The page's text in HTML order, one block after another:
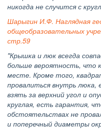
никогда не случится с
Шарыгин И.Ф. Наглядная
общеобразовательных
стр.59
"Крышка и люк всегда
больше вероятность, что
месте. Кроме того,
провалиться внутрь люка,
взять за верхний угол и
круглая, есть гарантия,
обстоятельствах не
и поперечный диаметры